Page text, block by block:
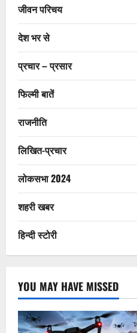
जीवन परिचय
देश भर से
प्रचार – प्रसार
फिल्मी बातें
राजनीति
लिखित-प्रचार
लोकसभा 2024
शहरी खबर
हिन्दी स्टोरी
YOU MAY HAVE MISSED